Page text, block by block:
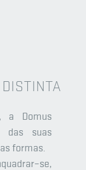
a Domus
das suas
formas.